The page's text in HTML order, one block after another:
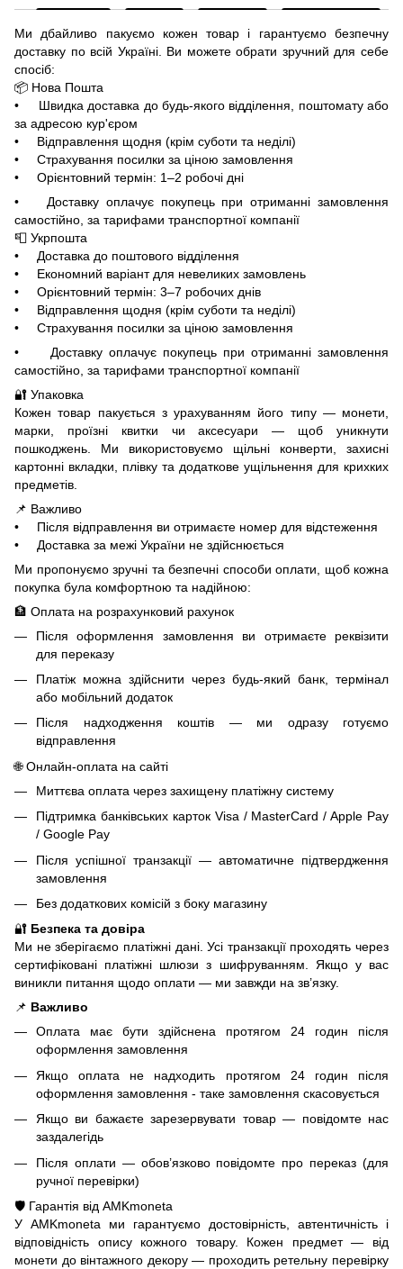
Ми дбайливо пакуємо кожен товар і гарантуємо безпечну
доставку по всій Україні. Ви можете обрати зручний для себе
спосіб:
📦 Нова Пошта
• Швидка доставка до будь-якого відділення, поштомату або
за адресою кур'єром
• Відправлення щодня (крім суботи та неділі)
• Страхування посилки за ціною замовлення
• Орієнтовний термін: 1–2 робочі дні
• Доставку оплачує покупець при отриманні замовлення
самостійно, за тарифами транспортної компанії
📮 Укрпошта
• Доставка до поштового відділення
• Економний варіант для невеликих замовлень
• Орієнтовний термін: 3–7 робочих днів
• Відправлення щодня (крім суботи та неділі)
• Страхування посилки за ціною замовлення
• Доставку оплачує покупець при отриманні замовлення
самостійно, за тарифами транспортної компанії
🔐 Упаковка
Кожен товар пакується з урахуванням його типу — монети,
марки, проїзні квитки чи аксесуари — щоб уникнути
пошкоджень. Ми використовуємо щільні конверти, захисні
картонні вкладки, плівку та додаткове ущільнення для крихких
предметів.
📌 Важливо
• Після відправлення ви отримаєте номер для відстеження
• Доставка за межі України не здійснюється
Ми пропонуємо зручні та безпечні способи оплати, щоб кожна
покупка була комфортною та надійною:
🏦 Оплата на розрахунковий рахунок
Після оформлення замовлення ви отримаєте реквізити
для переказу
Платіж можна здійснити через будь-який банк, термінал
або мобільний додаток
Після надходження коштів — ми одразу готуємо
відправлення
🌐 Онлайн-оплата на сайті
Миттєва оплата через захищену платіжну систему
Підтримка банківських карток Visa / MasterCard / Apple Pay
/ Google Pay
Після успішної транзакції — автоматичне підтвердження
замовлення
Без додаткових комісій з боку магазину
🔐 Безпека та довіра
Ми не зберігаємо платіжні дані. Усі транзакції проходять через
сертифіковані платіжні шлюзи з шифруванням. Якщо у вас
виникли питання щодо оплати — ми завжди на зв’язку.
📌 Важливо
Оплата має бути здійснена протягом 24 годин після
оформлення замовлення
Якщо оплата не надходить протягом 24 годин після
оформлення замовлення - таке замовлення скасовується
Якщо ви бажаєте зарезервувати товар — повідомте нас
заздалегідь
Після оплати — обов’язково повідомте про переказ (для
ручної перевірки)
🛡️ Гарантія від AMKmoneta
У AMKmoneta ми гарантуємо достовірність, автентичність і
відповідність опису кожного товару. Кожен предмет — від
монети до вінтажного декору — проходить ретельну перевірку